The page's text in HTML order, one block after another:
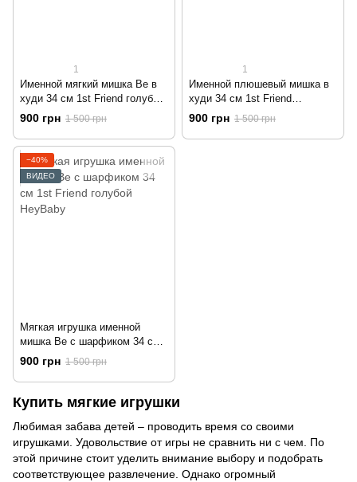
1
Именной мягкий мишка Be в
худи 34 см 1st Friend голубой
HeyBaby
900 грн 1 500 грн
1
Именной плюшевый мишка в
худи 34 см 1st Friend
коричневый с розовыми
ушками HeyBaby
900 грн 1 500 грн
−40%
ВИДЕО
Мягкая игрушка именной
мишка Be с шарфиком 34 см
1st Friend голубой HeyBaby
900 грн 1 500 грн
Купить мягкие игрушки
Любимая забава детей – проводить время со своими
игрушками. Удовольствие от игры не сравнить ни с чем. По
этой причине стоит уделить внимание выбору и подобрать
соответствующее развлечение. Однако огромный